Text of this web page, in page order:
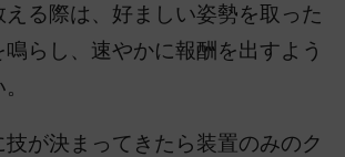
える際は、好ましい姿勢を取った
らし、速やかに報酬を出すよう
が決まってきたら装置のみのク